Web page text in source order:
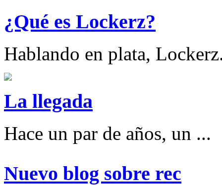
¿Qué es Lockerz?
Hablando en plata,
La llegada
Hace un par de años, un ...
Nuevo blog sobre rec